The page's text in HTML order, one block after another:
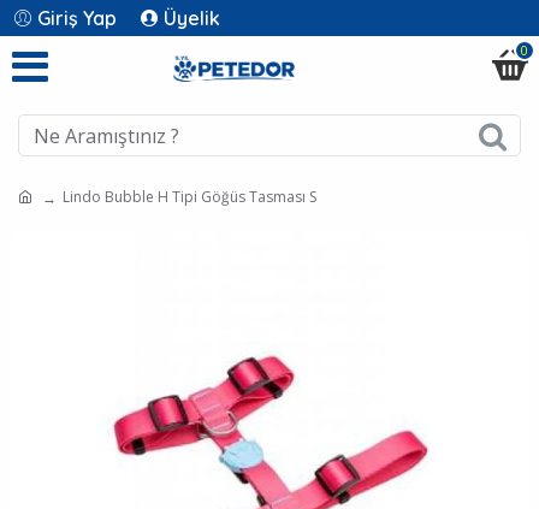
Giriş Yap Üyelik
0
Lindo Bubble H Tipi Göğüs Tasması S